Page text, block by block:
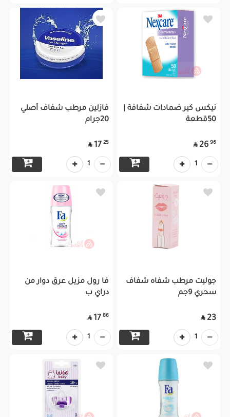
نيكس كير ضمادات شفافة |
50قطعة
96
26

1
فازلين مرطب شفاف أصلي
20جرام
25
17

1
جوليت مرطب شفاه شفاف
سحري 9جم
23

1
فا رول مزيل عرق دوار من
دراي ب
86
17

1